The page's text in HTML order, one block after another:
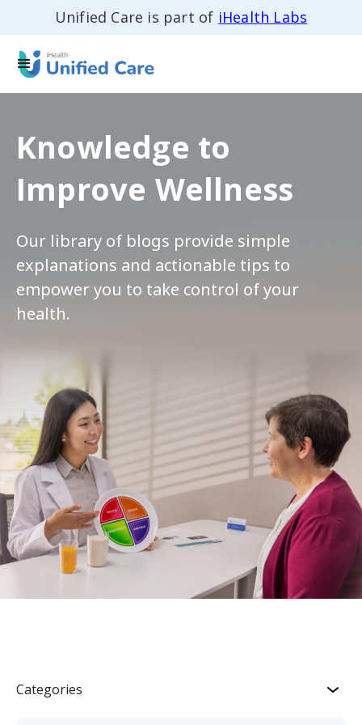
Unified Care is part of iHealth Labs
Knowledge to
Improve Wellness
Our library of blogs provide simple
explanations and actionable tips to
empower you to take control of your
health.
Categories